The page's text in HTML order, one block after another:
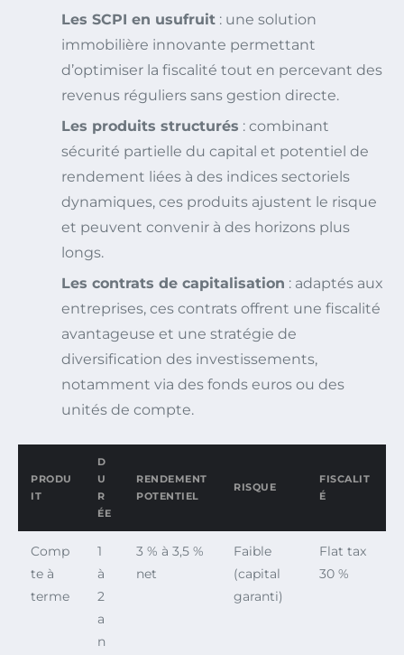
Les SCPI en usufruit : une solution
immobilière innovante permettant
d’optimiser la fiscalité tout en percevant des
revenus réguliers sans gestion directe.
Les produits structurés : combinant
sécurité partielle du capital et potentiel de
rendement liées à des indices sectoriels
dynamiques, ces produits ajustent le risque
et peuvent convenir à des horizons plus
longs.
Les contrats de capitalisation : adaptés aux
entreprises, ces contrats offrent une fiscalité
avantageuse et une stratégie de
diversification des investissements,
notamment via des fonds euros ou des
unités de compte.
PRODU
IT
D
U
R
ÉE
RENDEMENT
POTENTIEL
RISQUE
FISCALIT
É
Comp
te à
terme
1
à
2
a
n
3 % à 3,5 %
net
Faible
(capital
garanti)
Flat tax
30 %